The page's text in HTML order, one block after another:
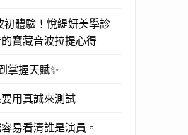
初體驗！悅緹妍美學診
寶藏音波拉提心得
掌握天賦✨
用真誠來測試
易看清誰是演員。